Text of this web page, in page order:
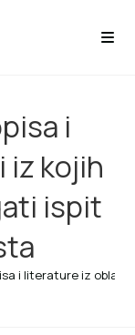
i
iz kojih
ispit
i literature iz